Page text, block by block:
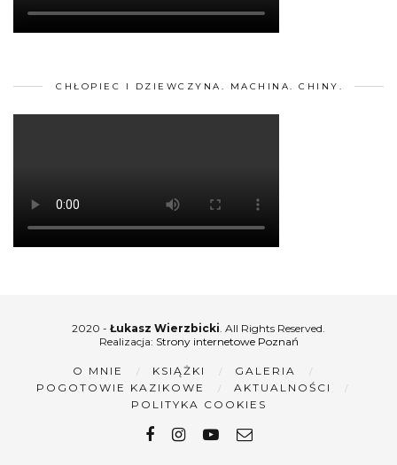
CHŁOPIEC I DZIEWCZYNA. MACHINA. CHINY.
2020 - Łukasz Wierzbicki. All Rights Reserved.
Realizacja: Strony internetowe Poznań
O MNIE KSIĄŻKI
GALERIA
POGOTOWIE KAZIKOWE
AKTUALNOŚCI
POLITYKA COOKIES